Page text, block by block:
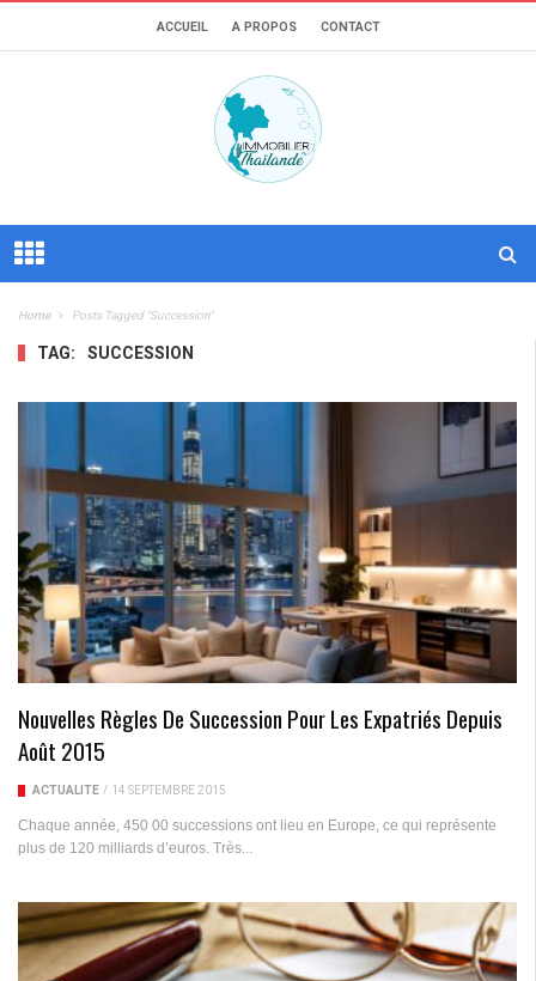
ACCUEIL A PROPOS CONTACT
Home Posts Tagged "succession"
TAG: SUCCESSION
Nouvelles Règles De Succession Pour Les Expatriés Depuis
Août 2015
ACTUALITÉ / 14 SEPTEMBRE 2015
Chaque année, 450 00 successions ont lieu en Europe, ce qui représente
plus de 120 milliards d’euros. Très...